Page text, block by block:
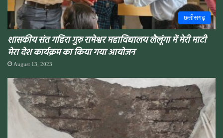
छत्तीसगढ़
शासकीय संत गहिरा गुरु रामेश्वर महाविद्यालय लैलूंगा मेंमेरी माटी
मेरा देशकार्यक्रम का किया गया आयोजन
August 13, 2023